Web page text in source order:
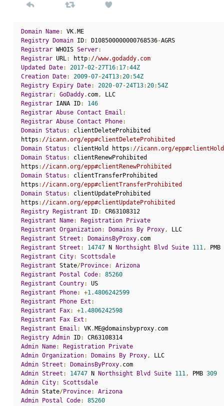
Domain Name: VK. ME
Registry
Domain ID: D108500000000768536-AGRS
Registrar WHOIS Server:
Registrar URL: http: //www.godaddy.com
Updated
Date: 2017-02-27T16: 17:44Z
Creation
Date: 2009-07-24T13:20:54Z
Registry
Expiry Date: 2020-07-24T13:20:54Z
Registrar: GoDaddy. com,
LLC
Registrar IANA ID:
146
Registrar Abuse Contact Email :
Registrar Abuse Contact Phone:
Domain Status :
clientDeleteProhibited
https : //icann.org/epp#clientDeleteProhibited
Domain Status : clientHold https : //icann.org/epp#clientHold
Domain Status :
clientRenewProhibited
https : //icann.org/epp#clientRenewProhibited
Domain Status :
clientTransferProhibited
https : //icann.org/epp#clientTransferProhibited
Domain Status :
clientUpdateProhibited
https : //icann.org/epp#clientUpdateProhibited
Registry
Registrant ID:
CR63108312
Registrant
Name: Registration
Private
Registrant Organization: Domains By Proxy,
LLC
Registrant Street : DomainsByProxy. com
Registrant Street : 14747 N Northsight Blvd Suite 111,
PMB
Registrant City:
Scottsdale
Registrant State/Province:
Arizona
Registrant
Postal Code:
85260
Registrant Country:
US
Registrant
Phone: +1.4806242599
Registrant
Phone Ext :
Registrant
Fax: +1.4806242598
Registrant
Fax Ext :
Registrant
Email : VK. ME@domainsbyproxy. com
Registry Admin ID:
CR63108314
Admin
Name: Registration
Private
Admin Organization: Domains By Proxy,
LLC
Admin Street : DomainsByProxy. com
Admin Street : 14747 N Northsight Blvd Suite 111, PMB 309
Admin City:
Scottsdale
Admin State/Province:
Arizona
Admin
Postal Code: 85260